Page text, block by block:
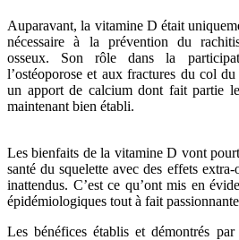
Auparavant, la vitamine D était
nécessaire à la prévention du
osseux. Son rôle dans la
l’ostéoporose et aux fractures du col
un apport de calcium dont fait partie
maintenant bien établi.
Les bienfaits de la vitamine D vont
santé du squelette avec des effets
inattendus. C’est ce qu’ont mis en
épidémiologiques tout à fait
Les bénéfices établis et démontrés